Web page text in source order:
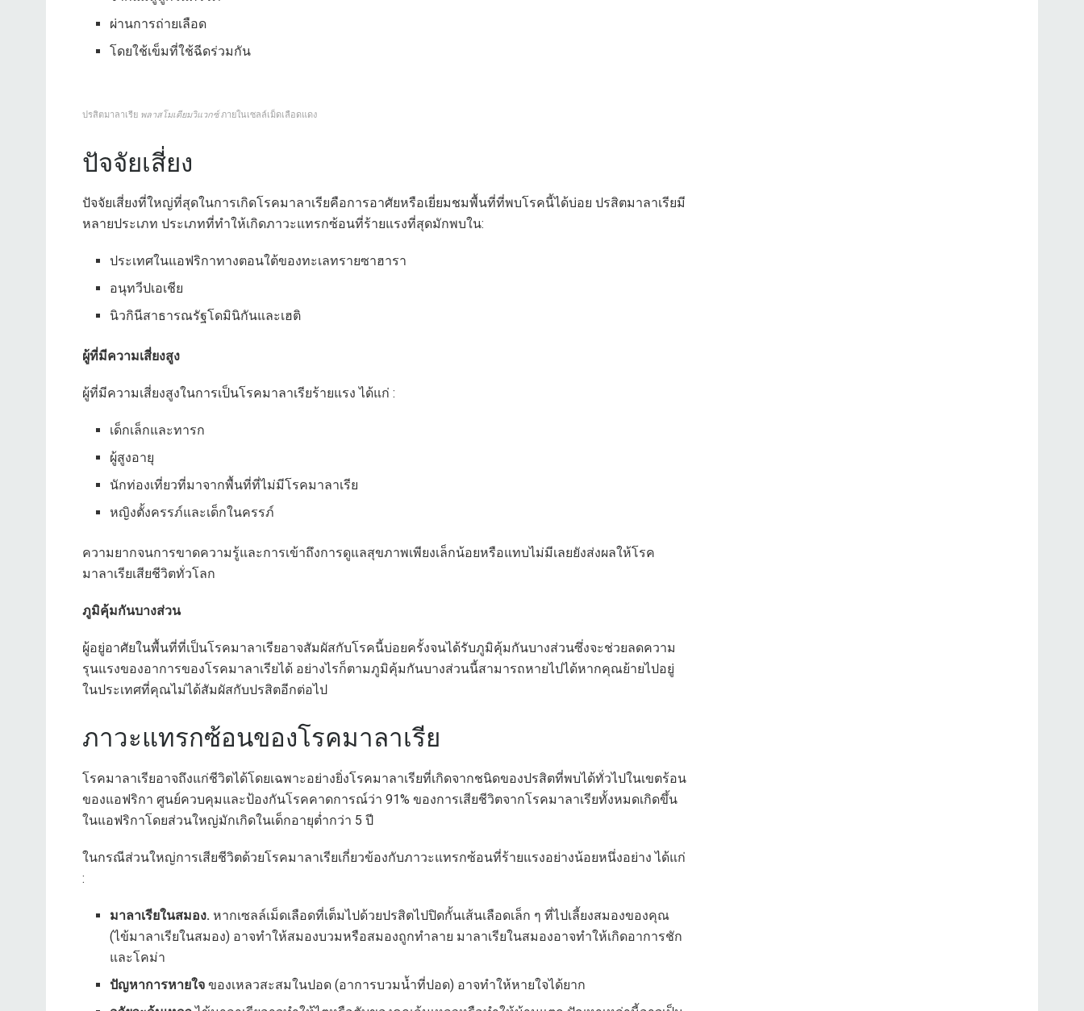
ผ่านการถ่ายเลือด
โดยใช้เข็มที่ใช้ฉีดร่วมกัน
ปรสิตมาลาเรีย พลาสโมเดียมวิแวกซ์ภายในเซลล์เม็ดเลือดแดง
ปัจจัยเสี่ยง
ปัจจัยเสี่ยงที่ใหญ่ที่สุดในการเกิดโรคมาลาเรียคือการอาศัยหรือเยี่ยมชมพื้นที่ที่พบโรคนี้ได้บ่อย ปรสิตมาลาเรียมี
หลายประเภท ประเภทที่ทำให้เกิดภาวะแทรกซ้อนที่ร้ายแรงที่สุดมักพบใน:
ประเทศในแอฟริกาทางตอนใต้ของทะเลทรายซาฮารา
อนุทวีปเอเชีย
นิวกินีสาธารณรัฐโดมินิกันและเฮติ
ผู้ที่มีความเสี่ยงสูง
ผู้ที่มีความเสี่ยงสูงในการเป็นโรคมาลาเรียร้ายแรง ได้แก่ :
เด็กเล็กและทารก
ผู้สูงอายุ
นักท่องเที่ยวที่มาจากพื้นที่ที่ไม่มีโรคมาลาเรีย
หญิงตั้งครรภ์และเด็กในครรภ์
ความยากจนการขาดความรู้และการเข้าถึงการดูแลสุขภาพเพียงเล็กน้อยหรือแทบไม่มีเลยยังส่งผลให้โรค
มาลาเรียเสียชีวิตทั่วโลก
ภูมิคุ้มกันบางส่วน
ผู้อยู่อาศัยในพื้นที่ที่เป็นโรคมาลาเรียอาจสัมผัสกับโรคนี้บ่อยครั้งจนได้รับภูมิคุ้มกันบางส่วนซึ่งจะช่วยลดความ
รุนแรงของอาการของโรคมาลาเรียได้ อย่างไรก็ตามภูมิคุ้มกันบางส่วนนี้สามารถหายไปได้หากคุณย้ายไปอยู่
ในประเทศที่คุณไม่ได้สัมผัสกับปรสิตอีกต่อไป
ภาวะแทรกซ้อนของโรคมาลาเรีย
โรคมาลาเรียอาจถึงแก่ชีวิตได้โดยเฉพาะอย่างยิ่งโรคมาลาเรียที่เกิดจากชนิดของปรสิตที่พบได้ทั่วไปในเขตร้อน
ของแอฟริกา ศูนย์ควบคุมและป้องกันโรคคาดการณ์ว่า 91% ของการเสียชีวิตจากโรคมาลาเรียทั้งหมดเกิดขึ้น
ในแอฟริกาโดยส่วนใหญ่มักเกิดในเด็กอายุต่ำกว่า 5 ปี
ในกรณีส่วนใหญ่การเสียชีวิตด้วยโรคมาลาเรียเกี่ยวข้องกับภาวะแทรกซ้อนที่ร้ายแรงอย่างน้อยหนึ่งอย่าง ได้แก่
:
มาลาเรียในสมอง. หากเซลล์เม็ดเลือดที่เต็มไปด้วยปรสิตไปปิดกั้นเส้นเลือดเล็ก ๆ ที่ไปเลี้ยงสมองของคุณ
(ไข้มาลาเรียในสมอง) อาจทำให้สมองบวมหรือสมองถูกทำลาย มาลาเรียในสมองอาจทำให้เกิดอาการชัก
และโคม่า
ปัญหาการหายใจของเหลวสะสมในปอด (อาการบวมน้ำที่ปอด) อาจทำให้หายใจได้ยาก